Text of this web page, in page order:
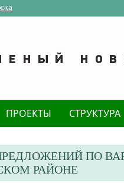
ПРОЕКТЫ СТРУКТУРА
ПО
РАЙОНЕ